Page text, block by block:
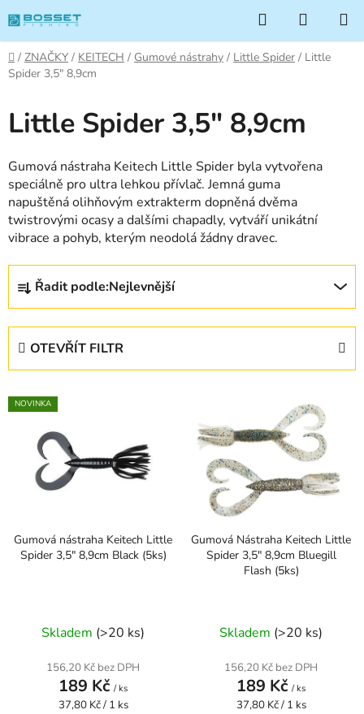
na
obsah
Hledat
KOŠÍK
Domů
/ ZNAČKY / KEITECH / Gumové nástrahy / Little Spider / Little
Spider 3,5" 8,9cm
Little Spider 3,5" 8,9cm
Gumová nástraha Keitech Little Spider byla vytvořena
speciálně pro ultra lehkou přívlač. Jemná guma
napuštěná olihňovým extrakterm dopněná dvěma
twistrovými ocasy a dalšími chapadly, vytváří unikátní
vibrace a pohyb, kterým neodolá žádny dravec.
Ř
z
p
ů
Řadit podle:Nejlevnější
OTEVŘÍT FILTR
V
ý
o
NOVINKA
Gumová nástraha Keitech Little
Spider 3,5" 8,9cm Black (5ks)
Skladem (>20 ks)
156,20 Kč bez DPH
189 Kč / ks
Měrná
37,80 Kč / 1 ks
Gumová Nástraha Keitech Little
Spider 3,5" 8,9cm Bluegill
Flash (5ks)
Skladem (>20 ks)
156,20 Kč bez DPH
189 Kč / ks
Měrná
37,80 Kč / 1 ks